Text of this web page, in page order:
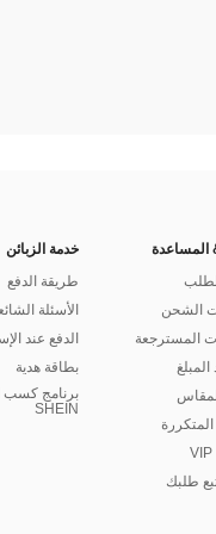
المساعدة
الشحن
المسترجعة
المبلغ
المتكررة
طلبك
خدمة الزبائن
طريقة الدفع
الأسئلة
الدفع عند
بطاقة هدية
برنامج كسب
SHEIN